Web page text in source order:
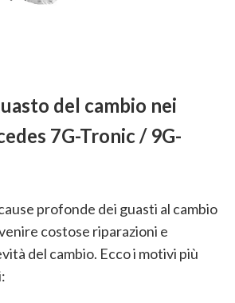
del cambio nei
7G-Tronic / 9G-
profonde dei guasti al cambio
costose riparazioni e
del cambio. Ecco i motivi più